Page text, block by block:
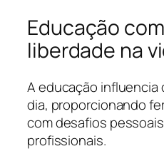
Educação
liberdade na
A educação influencia
dia, proporcionando
com desafios
profissionais.